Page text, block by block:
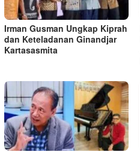
Irman Gusman Ungkap Kiprah
dan Keteladanan Ginandjar
Kartasasmita